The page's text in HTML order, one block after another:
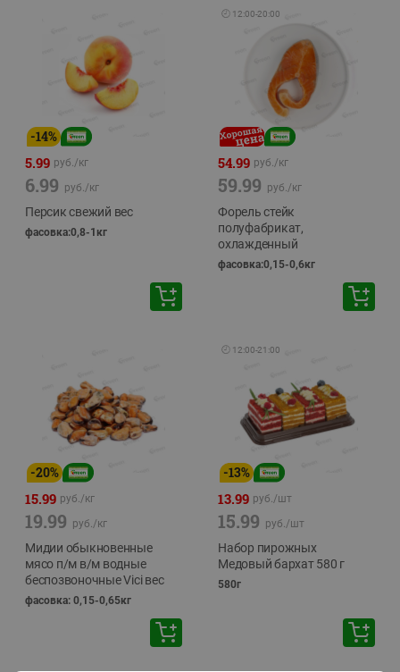
-14%
5.99 руб./кг
6.99 руб./кг
Персик свежий вес
фасовка:0,8-1кг
🕘 12:00-20:00
54.99 руб./кг
59.99 руб./кг
Форель стейк
полуфабрикат,
охлажденный
фасовка:0,15-0,6кг
-20%
15.99 руб./кг
19.99 руб./кг
Мидии обыкновенные
мясо п/м в/м водные
беспозвоночные Vici вес
фасовка: 0,15-0,65кг
🕘 12:00-21:00
-13%
13.99 руб./шт
15.99 руб./шт
Набор пирожных
Медовый бархат 580 г
580г